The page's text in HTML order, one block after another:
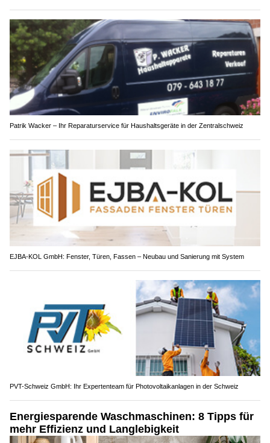
Patrik Wacker – Ihr Reparaturservice für Haushaltsgeräte in der Zentralschweiz
EJBA-KOL GmbH: Fenster, Türen, Fassen – Neubau und Sanierung mit System
PVT-Schweiz GmbH: Ihr Expertenteam für Photovoltaikanlagen in der Schweiz
Energiesparende Waschmaschinen: 8 Tipps für
mehr Effizienz und Langlebigkeit